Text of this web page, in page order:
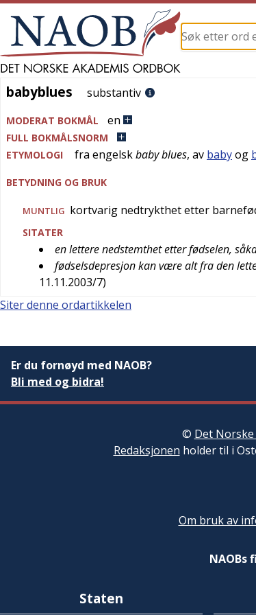
babyblues
babyblues substantiv
MODERAT BOKMÅL en
FULL BOKMÅLSNORM
ETYMOLOGI
fra engelskbaby blues, av babyog
BETYDNING OG BRUK
MUNTLIG kortvarig nedtrykthet etter
SITATER
en lettere nedstemthet etter fødselen,
fødselsdepresjon kan være alt fra den
11.11.2003/7)
Siter denne ordartikkelen
Er du fornøyd med NAOB?
Bli med og bidra!
© Det
Redaksjonen holder til i
Om bruk av
NAOBs
Staten